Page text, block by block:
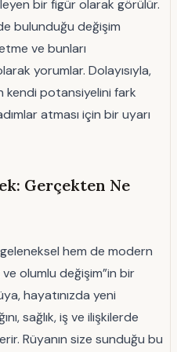
bir figür olarak görülür.
bulunduğu değişim
ve bunları
yorumlar. Dolayısıyla,
kendi potansiyelini fark
atması için bir uyarı
Gerçekten Ne
hem de modern
ve olumlu değişim”in bir
hayatınızda yeni
sağlık, iş ve ilişkilerde
Rüyanın size sunduğu bu